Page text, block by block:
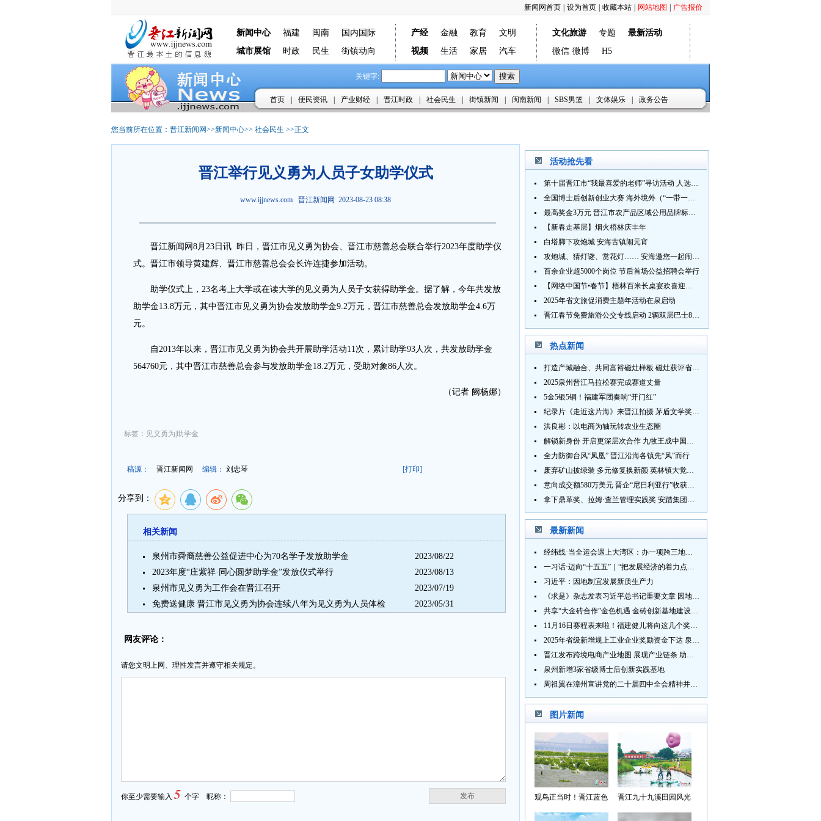
广告报价
网站地图
收藏本站
设为首页
新闻网首页
新闻中心 福建 闽南
国内国际
城市展馆
时政 民生 街镇动向
产经 金融 教育
文明
视频
生活 家居 汽车
文化旅游 专题
最新活动
微信 微博 H5
关键字:
首页 便民资讯 产业财经 晋江时政 社会民生 街镇新闻 闽南新闻 SBS男篮 文体娱乐 政务公告
您当前所在位置： 晋江新闻网>>新闻中心>> 社会民生 >>正文
晋江举行见义勇为人员子女助学仪式
www.ijjnews.com 晋江新闻网 2023-08-23 08:38
晋江新闻网8月23日讯 昨日，晋江市见义勇为协会、晋江市慈善总会联合举行2023年度助学仪
式。晋江市领导黄建辉、晋江市慈善总会会长许连捷参加活动。
助学仪式上，23名考上大学或在读大学的见义勇为人员子女获得助学金。据了解，今年共发放
助学金13.8万元，其中晋江市见义勇为协会发放助学金9.2万元，晋江市慈善总会发放助学金4.6万
元。
自2013年以来，晋江市见义勇为协会共开展助学活动11次，累计助学93人次，共发放助学金
564760元，其中晋江市慈善总会参与发放助学金18.2万元，受助对象86人次。
（记者 阙杨娜）
标签：见义勇为|助学金
稿源： 晋江新闻网 编辑： 刘忠琴 [打印]
分享到：
相关新闻
泉州市舜裔慈善公益促进中心为70名学子发放助学金
2023/08/22
2023年度“庄紫祥·同心圆梦助学金”发放仪式举行
2023/08/13
泉州市见义勇为工作会在晋江召开
2023/07/19
免费送健康 晋江市见义勇为协会连续八年为见义勇为人员体检
2023/05/31
网友评论：
请您文明上网、理性发言并遵守相关规定。
发布
你至少需要输入5 个字 昵称：
活动抢先看
第十届晋江市“我最喜爱的老师”寻访活动 人选推荐火热进行中 快来“秀”您最喜爱的老师
全国博士后创新创业大赛 海外境外（“一带一路”）赛七大赛道等你来战
最高奖金3万元 晋江市农产品区域公用品牌标识Logo及特色农产品包装设计征集活动正式启动
【新春走基层】烟火梧林庆丰年
白塔脚下攻炮城 安海古镇闹元宵
攻炮城、猜灯谜、赏花灯…… 安海邀您一起闹元宵
百余企业超5000个岗位 节后首场公益招聘会举行
【网络中国节•春节】梧林百米长桌宴欢喜迎新春
2025年省文旅促消费主题年活动在泉启动
晋江春节免费旅游公交专线启动 2辆双层巴士8辆铛铛车带你游
热点新闻
打造产城融合、共同富裕磁灶样板 磁灶获评省级乡村振兴示范乡镇
2025泉州晋江马拉松赛完成赛道丈量
5金5银5铜！福建军团奏响“开门红”
纪录片《走近这片海》来晋江拍摄 茅盾文学奖得主麦家探寻晋江“海海”人生
洪良彬：以电商为轴玩转农业生态圈
解锁新身份 开启更深层次合作 九牧王成中国奥委会官方赞助商
全力防御台风“凤凰” 晋江沿海各镇先“风”而行
废弃矿山披绿装 多元修复换新颜 英林镇大觉山片区废弃矿山生态修复项目通过验收
意向成交额580万美元 晋企“尼日利亚行”收获满满
拿下鼎革奖、拉姆·查兰管理实践奖 安踏集团获企业管理权威奖项
最新新闻
经纬线·当全运会遇上大湾区：办一项跨三地的赛事有多硬核？
一习话·迈向“十五五”｜“把发展经济的着力点放在实体经济上”
习近平：因地制宜发展新质生产力
《求是》杂志发表习近平总书记重要文章 因地制宜发展新质生产力
共享“大金砖合作”金色机遇 金砖创新基地建设成效显著
11月16日赛程表来啦！福建健儿将向这几个奖牌发起冲击→
2025年省级新增规上工业企业奖励资金下达 泉州市获补资金居全省首位
晋江发布跨境电商产业地图 展现产业链条 助力“晋品出海”
泉州新增3家省级博士后创新实践基地
周祖翼在漳州宣讲党的二十届四中全会精神并调研
图片新闻
观鸟正当时！晋江蓝色
晋江九十九溪田园风光